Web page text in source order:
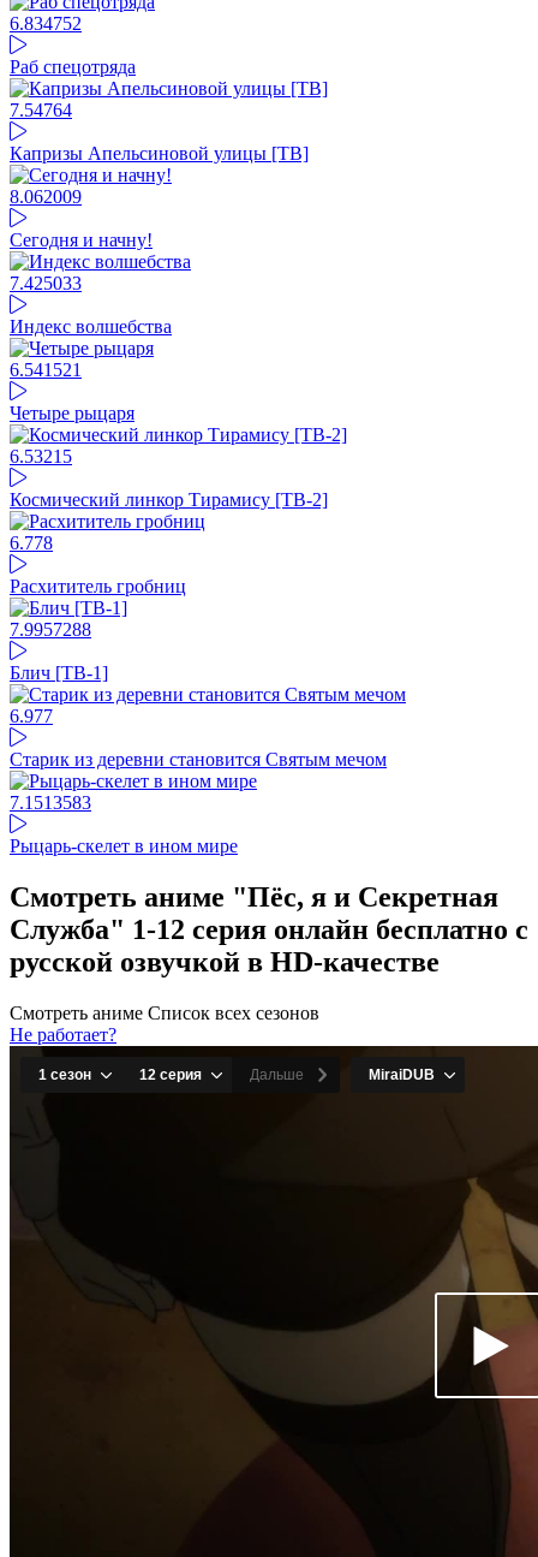
6.834752
Раб спецотряда
7.54764
Капризы Апельсиновой улицы [ТВ]
8.062009
Сегодня и начну!
7.425033
Индекс волшебства
6.541521
Четыре рыцаря
6.53215
Космический линкор Тирамису [ТВ-2]
6.778
Расхититель гробниц
7.9957288
Блич [ТВ-1]
6.977
Старик из деревни становится Святым мечом
7.1513583
Рыцарь-скелет в ином мире
Смотреть аниме "Пёс, я и Секретная
Служба" 1-12 серия онлайн бесплатно с
русской озвучкой в HD-качестве
Смотреть аниме Список всех сезонов
Не работает?